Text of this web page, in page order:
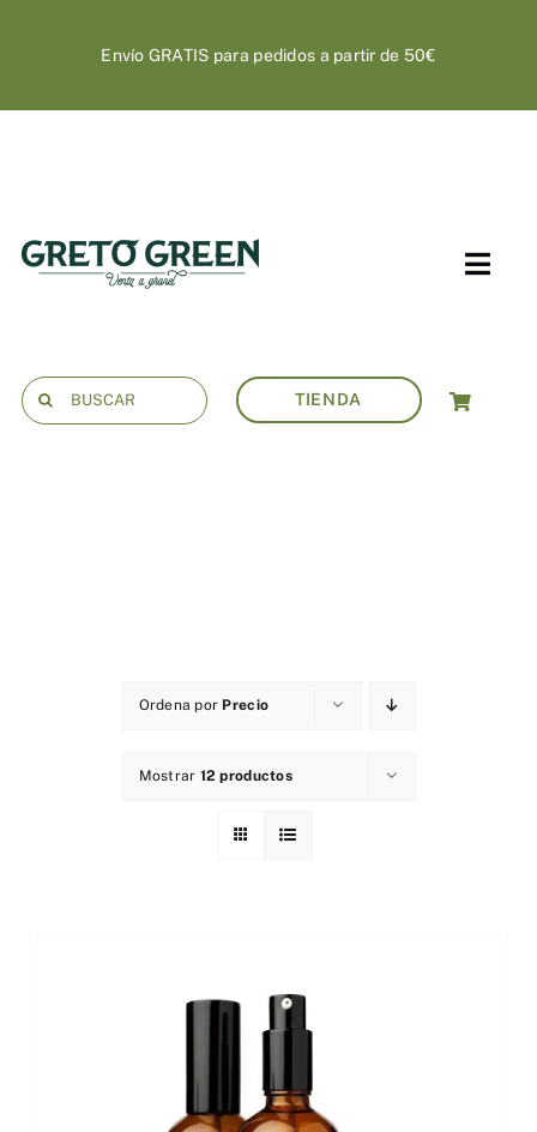
Envío GRATIS para pedidos a partir de 50€
Buscar: TIENDA
Ordena por Precio
Mostrar 12 productos